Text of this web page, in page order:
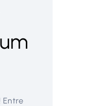
Entre